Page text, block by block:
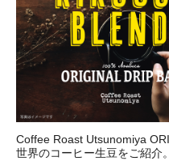
Coffee Roast Utsunomiya
世界のコーヒー生豆をご紹介。